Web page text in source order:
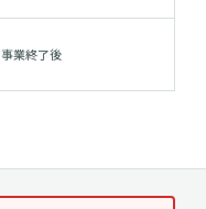
事業終了後